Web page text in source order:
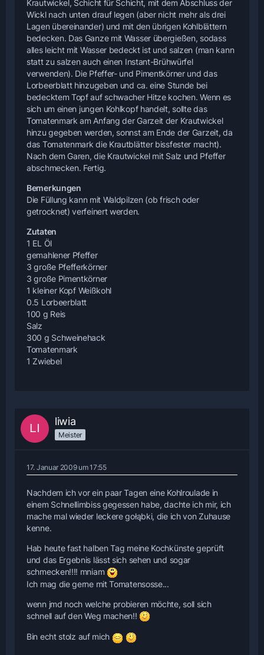
Krautwickel, Schicht für Schicht, mit dem Abschluss der
Wickl nach unten drauf legen (aber nicht mehr als drei
Lagen übereinander) und mit den übrigen Kohlblättern
bedecken. Das Ganze mit Wasser übergießen, sodass
alles leicht mit Wasser bedeckt ist und salzen (man kann
statt zu salzen auch einen Instant-Brühwürfel
verwenden). Die Pfeffer- und Pimentkörner und das
Lorbeerblatt hinzugeben und ca. eine Stunde bei
bedecktem Topf auf schwacher Hitze kochen. Wenn es
sich um einen jungen Kohlkopf handelt, sollte das
Tomatenmark am Anfang der Garzeit der Krautwickel
hinzu gegeben werden, sonnst am Ende der Garzeit, da
das Tomatenmark die Krautblätter bissfester macht).
Nach dem Garen, die Krautwickel mit Salz und Pfeffer
abschmecken. Fertig.
Bemerkungen
Die Füllung kann mit Waldpilzen (ob frisch oder
getrocknet) verfeinert werden.
Zutaten
1 EL Öl
gemahlener Pfeffer
3 große Pfefferkörner
3 große Pimentkörner
1 kleiner Kopf Weißkohl
0.5 Lorbeerblatt
100 g Reis
Salz
300 g Schweinehack
Tomatenmark
1 Zwiebel
liwia
Meister
17. Januar 2009 um 17:55
Nachdem ich vor ein paar Tagen eine Kohlroulade in
einem Schnellimbiss gegessen habe, dachte ich mir, ich
mache mal wieder leckere gołąbki, die ich von Zuhause
kenne.
Hab heute fast halben Tag meine Kochkünste geprüft
und das Ergebnis lässt sich sehen und sogar
schmecken!!!! mniam
Ich mag die gerne mit Tomatensosse...
wenn jmd noch welche probieren möchte, soll sich
schnell auf den Weg machen!!
Bin echt stolz auf mich